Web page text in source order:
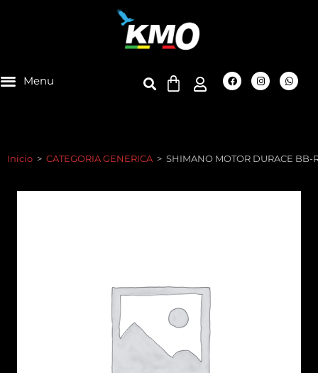
Inicio > CATEGORIA GENERICA > SHIMANO MOTOR DURACE BB-